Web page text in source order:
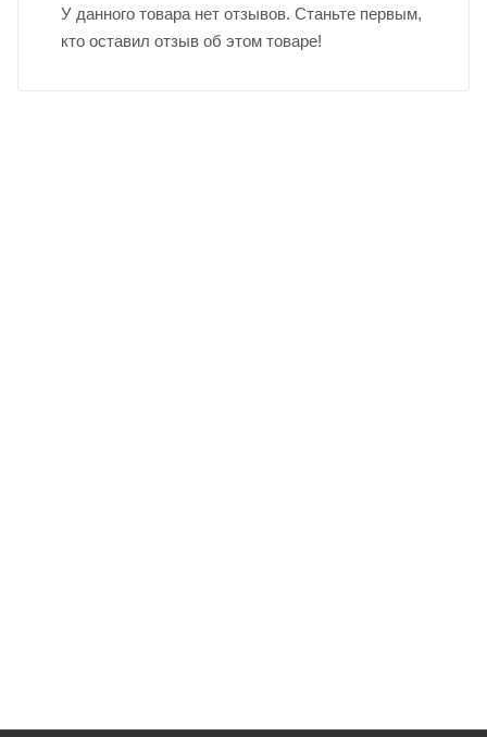
У данного товара нет отзывов. Станьте первым,
кто оставил отзыв об этом товаре!